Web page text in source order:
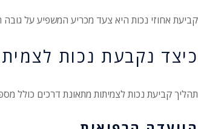
קביעת אחוזי נכות היא צעד מכריע המשפיע על גובה
כיצד נקבעת נכות
תהליך קביעת נכות לצמיתות מתאונת דרכים כולל